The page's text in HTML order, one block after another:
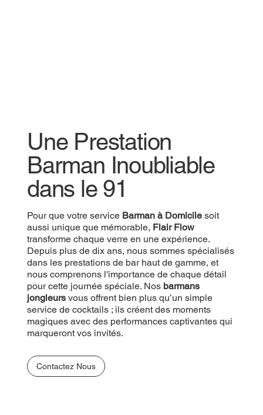
Une Prestation
Barman Inoubliable
dans le 91
Pour que votre Prestation Barmansoit aussi
unique que mémorable,Flair Flowtransforme
chaque verre en une expérience. Depuis plus de
dix ans, nous sommes spécialisés dans les
prestations de bar haut de gamme, et nous
comprenons l'importance de chaque détail pour
cette journée spéciale. Nos barmans jongleurs
vous offrent bien plus qu’un simple service de
cocktails ; ils créent des moments magiques avec
des performances captivantes qui marqueront vos
invités.
Contactez Nous
Une Prestation
Barman Inoubliable
dans le 91
Pour que votre service Barman à Domicilesoit
aussi unique que mémorable, Flair Flow
transforme chaque verre en une expérience.
Depuis plus de dix ans, nous sommes spécialisés
dans les prestations de bar haut de gamme, et
nous comprenons l'importance de chaque détail
pour cette journée spéciale. Nos barmans
jongleursvous offrent bien plus qu’un simple
service de cocktails ; ils créent des moments
magiques avec des performances captivantes qui
marqueront vos invités.
Contactez Nous